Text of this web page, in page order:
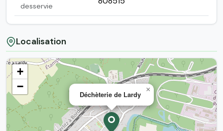
desservie
Localisation
Déchèterie de Lardy
×
+
−